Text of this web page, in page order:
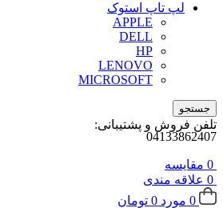
لپ تاپ استوک
APPLE
DELL
HP
LENOVO
MICROSOFT
جستجو
تلفن فروش و پشتیبانی:
04133862407
0 مقايسه
0 علاقه مندی
0 مورد 0 تومان